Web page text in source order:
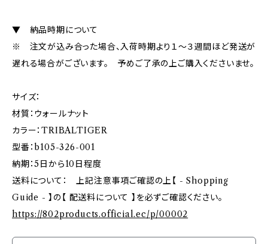
▼ 納品時期について
※ 注文が込み合った場合、入荷時期より１～３週間ほど発送が
遅れる場合がございます。 予めご了承の上ご購入くださいませ。
サイズ：
材質：ウォールナット
カラー：TRIBALTIGER
型番：b105-326-001
納期：5日から10日程度
送料について： 上記注意事項ご確認の上【 - Shopping
Guide - 】の【 配送料について 】を必ずご確認ください。
https://802products.official.ec/p/00002